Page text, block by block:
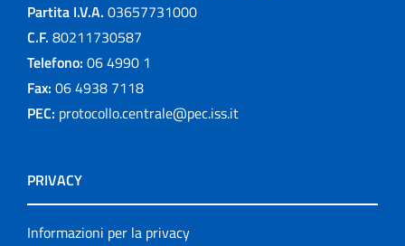
Partita I.V.A. 03657731000
C.F. 80211730587
Telefono: 06 4990 1
Fax: 06 4938 7118
PEC: protocollo.centrale@pec.iss.it
PRIVACY
Informazioni per la privacy